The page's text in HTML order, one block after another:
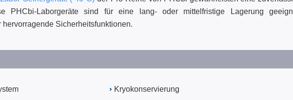
PHCbi-Laborgeräte sind für eine lang- oder mittelfristige Lagerung
Sicherheitsfunktionen.
Kryokonservierung